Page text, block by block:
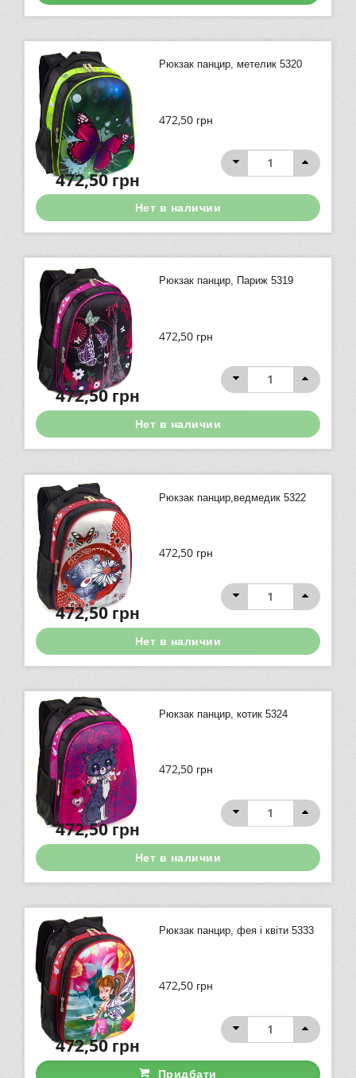
Рюкзак панцир, метелик 5320
472,50 грн
472,50грн
Нет в наличии
Рюкзак панцир, Париж 5319
472,50 грн
472,50грн
Нет в наличии
Рюкзак панцир,ведмедик 5322
472,50 грн
472,50грн
Нет в наличии
Рюкзак панцир, котик 5324
472,50 грн
472,50грн
Нет в наличии
Рюкзак панцир, фея і квіти 5333
472,50 грн
472,50грн
Придбати